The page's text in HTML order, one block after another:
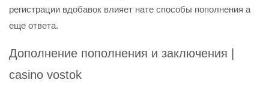
регистрации вдобавок влияет нате способы пополнения а
еще ответа.
Дополнение пополнения и заключения |
casino vostok